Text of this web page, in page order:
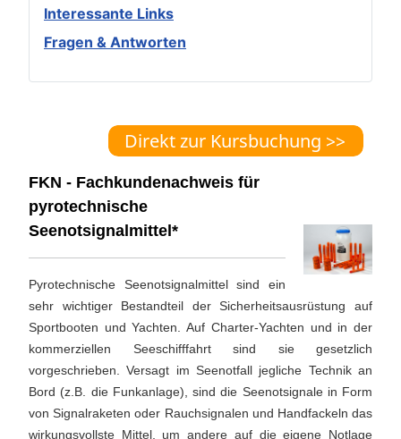
Interessante Links
Fragen & Antworten
FKN - Fachkundenachweis für
pyrotechnische
Seenotsignalmittel*
Pyrotechnische Seenotsignalmittel sind ein
sehr wichtiger Bestandteil der Sicherheitsausrüstung auf
Sportbooten und Yachten. Auf Charter-Yachten und in der
kommerziellen Seeschifffahrt sind sie gesetzlich
vorgeschrieben. Versagt im Seenotfall jegliche Technik an
Bord (z.B. die Funkanlage), sind die Seenotsignale in Form
von Signalraketen oder Rauchsignalen und Handfackeln das
wirkungsvollste Mittel, um andere auf die eigene Notlage